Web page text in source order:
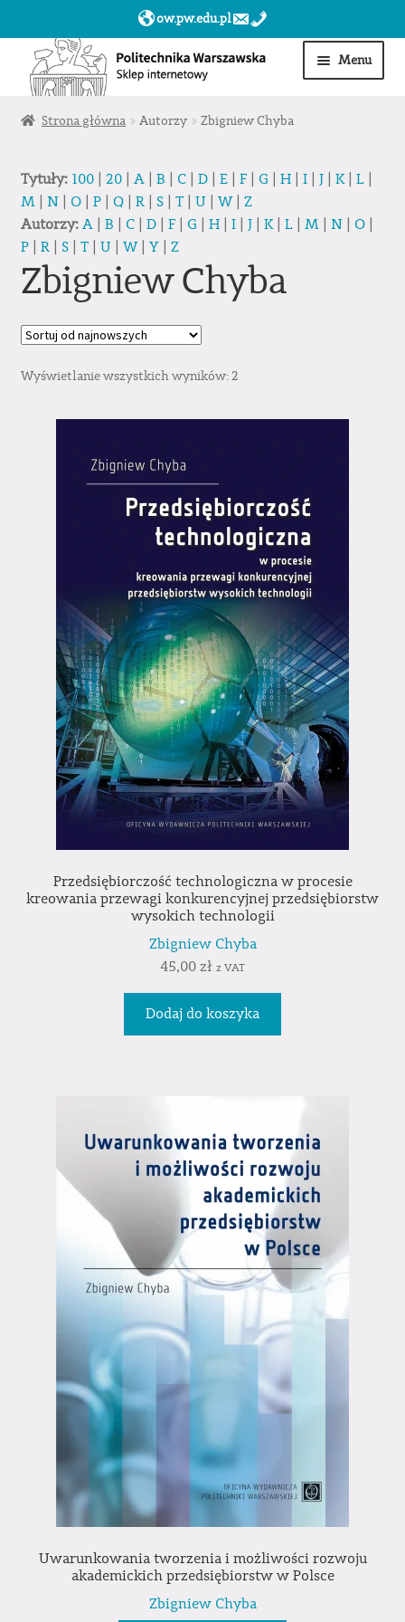
ow.pw.edu.pl
Przejdź
do
nawigacji
Przejdź
do
treści
Menu
Start
Moje konto
Obserwowane
Strona główna Autorzy Zbigniew Chyba
Tytuły: 100| 20| A| B C| D| E| F| G H| I| J| K| L|
M| N| O| P| Q| R| S| T| U W| Z
Autorzy: A| B C| D| F| G H| I| J| K| L| M| N| O|
P| R| S| T| U W| Y| Z
Zbigniew Chyba
Wyświetlanie wszystkich wyników: 2
Przedsiębiorczość technologiczna w procesie
kreowania przewagi konkurencyjnej przedsiębiorstw
wysokich technologii
Zbigniew Chyba
45,00 zł z VAT
Dodaj do koszyka
Uwarunkowania tworzenia i możliwości rozwoju
akademickich przedsiębiorstw w Polsce
Zbigniew Chyba